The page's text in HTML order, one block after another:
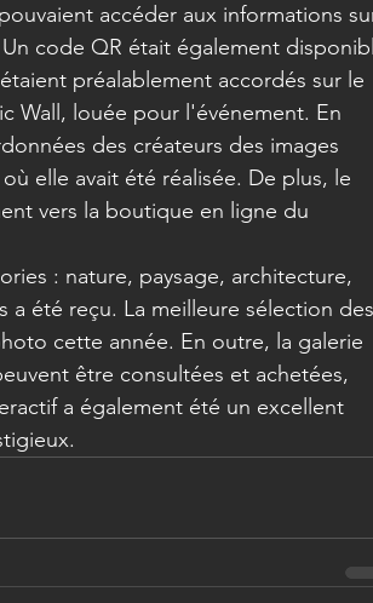
accéder aux informations
code QR était également
préalablement accordés sur le
Wall, louée pour l'événement. En
des créateurs des images
elle avait été réalisée. De plus, le
vers la boutique en ligne du
: nature, paysage, architecture,
été reçu. La meilleure sélection des
cette année. En outre, la galerie
être consultées et achetées,
a également été un excellent